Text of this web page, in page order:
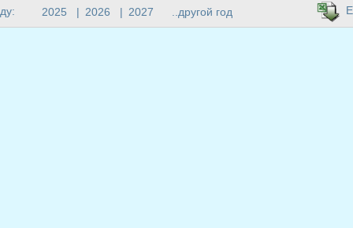
2025 | 2026 | 2027 ..другой год